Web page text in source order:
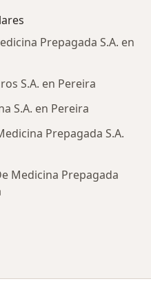
Prepagada S.A. en
S.A. en Pereira
S.A. en Pereira
Prepagada S.A.
Medicina Prepagada